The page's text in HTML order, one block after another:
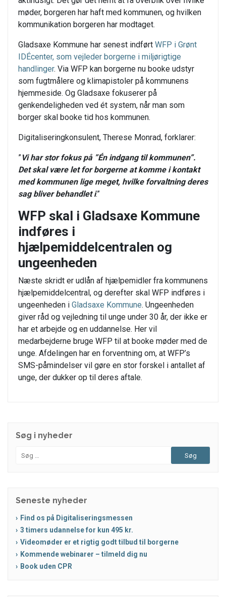
møder, borgeren har haft med kommunen, og hvilken
kommunikation borgeren har modtaget.
Gladsaxe Kommune har senest indført WFP i Grønt
IDÉcenter, som vejleder borgerne i miljørigtige
handlinger. Via WFP kan borgerne nu booke udstyr
som fugtmålere og klimapistoler på kommunens
hjemmeside. Og Gladsaxe fokuserer på
genkendeligheden ved ét system, når man som
borger skal booke tid hos kommunen.
Digitaliseringkonsulent, Therese Monrad, forklarer:
”Vi har stor fokus på ”Én indgang til kommunen”.
Det skal være let for borgerne at komme i kontakt
med kommunen lige meget, hvilke forvaltning deres
sag bliver behandlet i.”
WFP skal i Gladsaxe Kommune
indføres i
hjælpemiddelcentralen og
ungeenheden
Næste skridt er udlån af hjælpemidler fra kommunens
hjælpemiddelcentral, og derefter skal WFP indføres i
ungeenheden i Gladsaxe Kommune. Ungeenheden
giver råd og vejledning til unge under 30 år, der ikke er
har et arbejde og en uddannelse. Her vil
medarbejderne bruge WFP til at booke møder med de
unge. Afdelingen har en forventning om, at WFP’s
SMS-påmindelser vil gøre en stor forskel i antallet af
unge, der dukker op til deres aftale.
Søg i nyheder
Søg
Seneste nyheder
Find os på Digitaliseringsmessen
3 timers udannelse for kun 495 kr.
Videomøder er et rigtig godt tilbud til borgerne
Kommende webinarer – tilmeld dig nu
Book uden CPR